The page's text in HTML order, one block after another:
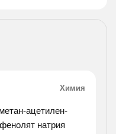
Химия
ацетилен-
натрия